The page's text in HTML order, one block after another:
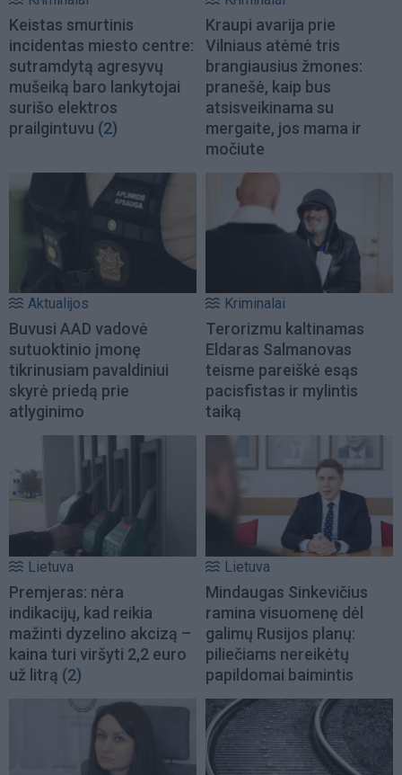
Keistas smurtinis
incidentas miesto centre:
sutramdytą agresyvų
mušeiką baro lankytojai
surišo elektros
prailgintuvu (2)
Kraupi avarija prie
Vilniaus atėmė tris
brangiausius žmones:
pranešė, kaip bus
atsisveikinama su
mergaite, jos mama ir
močiute
Aktualijos
Buvusi AAD vadovė
sutuoktinio įmonę
tikrinusiam pavaldiniui
skyrė priedą prie
atlyginimo
Kriminalai
Terorizmu kaltinamas
Eldaras Salmanovas
teisme pareiškė esąs
pacisfistas ir mylintis
taiką
Lietuva
Premjeras: nėra
indikacijų, kad reikia
mažinti dyzelino akcizą –
kaina turi viršyti 2,2 euro
už litrą (2)
Lietuva
Mindaugas Sinkevičius
ramina visuomenę dėl
galimų Rusijos planų:
piliečiams nereikėtų
papildomai baimintis